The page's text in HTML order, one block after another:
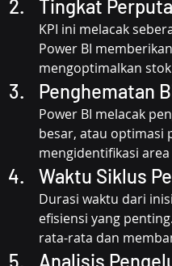
Tingkat
KPI ini melacak
Power BI
mengoptimalkan
Penghematan
Power BI melacak
besar, atau optimasi
mengidentifikasi
Waktu Siklus
Durasi waktu dari
efisiensi yang
rata-rata dan
Analisis